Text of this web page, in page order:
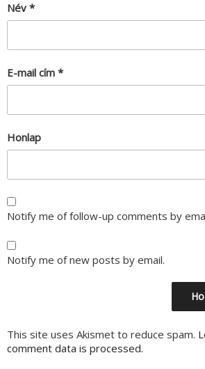
Név *
E-mail cím *
Honlap
Notify me of follow-up comments by
Notify me of new posts by email.
This site uses Akismet to reduce spam.
comment data is processed.